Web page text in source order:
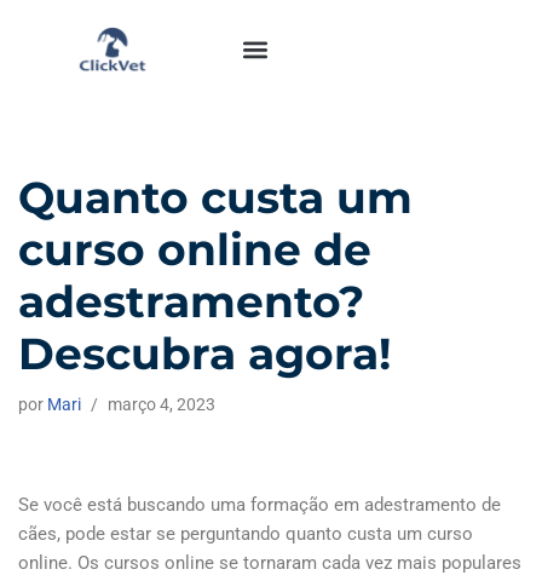
Quanto custa um
curso online de
adestramento?
Descubra agora!
por Mari março 4, 2023
Se você está buscando uma formação em adestramento de
cães, pode estar se perguntando quanto custa um curso
online. Os cursos online se tornaram cada vez mais populares